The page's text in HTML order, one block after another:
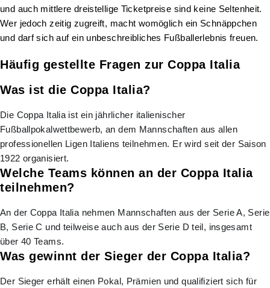
und auch mittlere dreistellige Ticketpreise sind keine Seltenheit.
Wer jedoch zeitig zugreift, macht womöglich ein Schnäppchen
und darf sich auf ein unbeschreibliches Fußballerlebnis freuen.
Häufig gestellte Fragen zur Coppa Italia
Was ist die Coppa Italia?
Die Coppa Italia ist ein jährlicher italienischer
Fußballpokalwettbewerb, an dem Mannschaften aus allen
professionellen Ligen Italiens teilnehmen. Er wird seit der Saison
1922 organisiert.
Welche Teams können an der Coppa Italia
teilnehmen?
An der Coppa Italia nehmen Mannschaften aus der Serie A, Serie
B, Serie C und teilweise auch aus der Serie D teil, insgesamt
über 40 Teams.
Was gewinnt der Sieger der Coppa Italia?
Der Sieger erhält einen Pokal, Prämien und qualifiziert sich für